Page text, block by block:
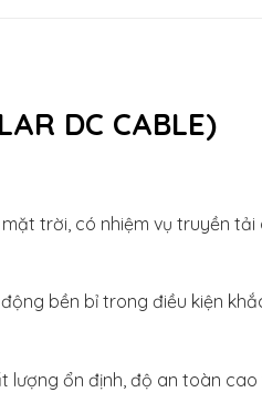
DC CABLE)
trời, có nhiệm vụ truyền
bền bỉ trong điều kiện
lượng ổn định, độ an toàn